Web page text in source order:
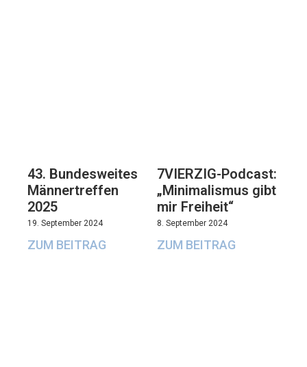
43. Bundesweites
Männertreffen
2025
19. September 2024
ZUM BEITRAG
7VIERZIG-Podcast:
„Minimalismus gibt
mir Freiheit“
8. September 2024
ZUM BEITRAG